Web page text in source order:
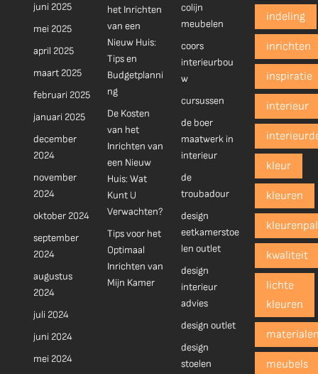
juni 2025
mei 2025
april 2025
maart 2025
februari 2025
januari 2025
december
2024
november
2024
oktober 2024
september
2024
augustus
2024
juli 2024
juni 2024
mei 2024
het Inrichten
van een
Nieuw Huis:
Tips en
Budgetplanni
ng
De Kosten
van het
Inrichten van
een Nieuw
Huis: Wat
Kunt U
Verwachten?
Tips voor het
Optimaal
Inrichten van
Mijn Kamer
colijn
meubelen
coors
interieurbou
w
cursussen
de boer
maatwerk in
interieur
de
troubadour
design
eetkamerstoe
len outlet
design
interieur
advies
design outlet
design
stoelen
indeling
inrichten
inspiratie
interieur
kleur
kleuren
kwaliteit
lichte
kleuren
meubels